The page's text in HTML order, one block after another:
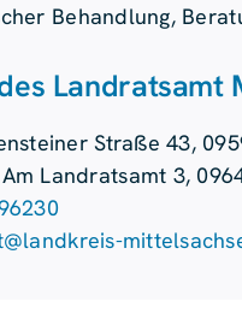
Behandlung,
Landratsamt
Straße 43,
Landratsamt 3,